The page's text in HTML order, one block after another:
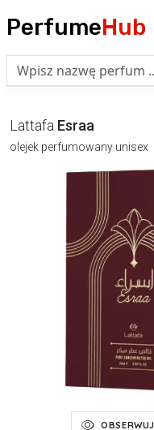
PerfumeHub
Lattafa Esraa
olejek perfumowany unisex
OBSERWUJ